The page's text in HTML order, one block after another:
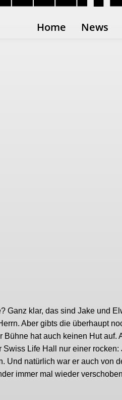
Home News
Ganz klar, das sind Jake und
Aber gibts die überhaupt
Bühne hat auch keinen Hut
Life Hall nur einer rocken:
Und natürlich war er auch von
immer mal wieder